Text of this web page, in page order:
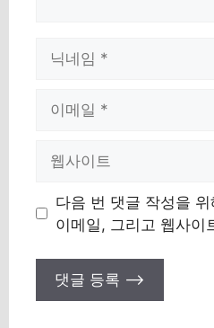
트
다음 번 댓글 작성을
이메일, 그리고 웹사이